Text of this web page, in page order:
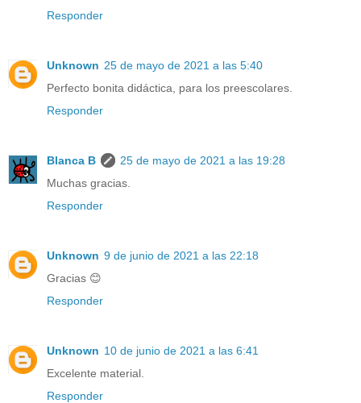
Responder
Unknown 25 de mayo de 2021 a las 5:40
Perfecto bonita didáctica, para los preescolares.
Responder
Blanca B
25 de mayo de 2021 a las 19:28
Muchas gracias.
Responder
Unknown 9 de junio de 2021 a las 22:18
Gracias 😊
Responder
Unknown 10 de junio de 2021 a las 6:41
Excelente material.
Responder